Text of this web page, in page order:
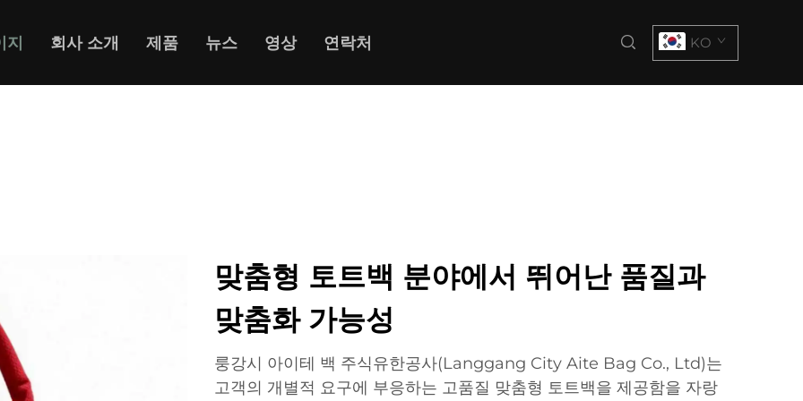
지 회사 소개 제품 뉴스 영상 연락처 KO
맞춤형 토트백 분야에서 뛰어난 품질과
맞춤화 가능성
룽강시 아이테 백 주식유한공사(Langgang City Aite Bag Co., Ltd)는
고객의 개별적 요구에 부응하는 고품질 맞춤형 토트백을 제공함을 자랑